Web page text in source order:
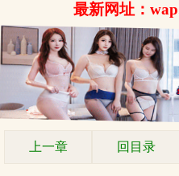
最新网址：
上一章 回目录